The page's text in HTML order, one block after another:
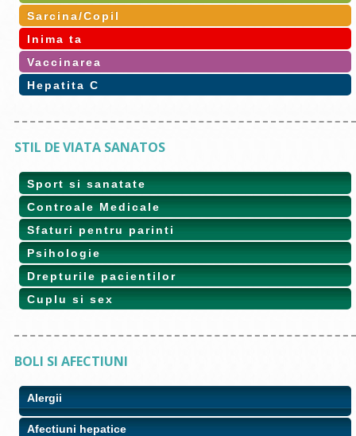
Sarcina/Copil
Inima ta
Vaccinarea
Hepatita C
STIL DE VIATA SANATOS
Sport si sanatate
Controale Medicale
Sfaturi pentru parinti
Psihologie
Drepturile pacientilor
Cuplu si sex
BOLI SI AFECTIUNI
Alergii
Afectiuni hepatice